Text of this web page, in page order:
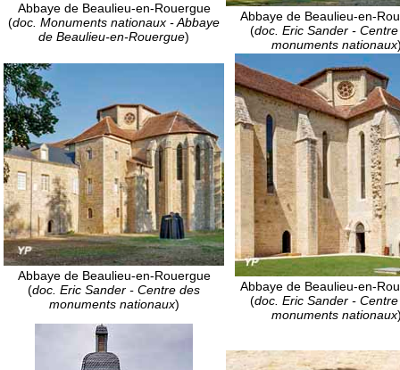
Abbaye de Beaulieu-en-Rouergue
(doc. Monuments nationaux - Abbaye
de Beaulieu-en-Rouergue)
Abbaye de Beaulieu-en-
(doc. Eric Sander -
monuments nationaux
Abbaye de Beaulieu-en-Rouergue
(doc. Eric Sander - Centre des
monuments nationaux)
Abbaye de Beaulieu-en-
(doc. Eric Sander -
monuments nationaux